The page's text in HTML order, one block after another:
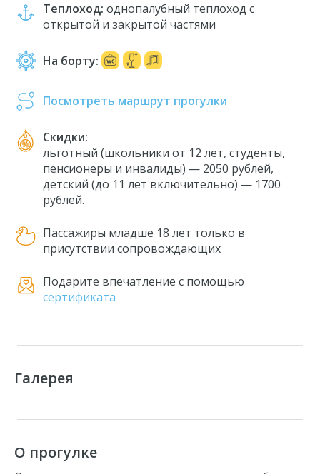
Теплоход: однопалубный теплоход с
открытой и закрытой частями
На борту:
Посмотреть маршрут прогулки
Скидки:
льготный (школьники от 12 лет, студенты,
пенсионеры и инвалиды) — 2050 рублей,
детский (до 11 лет включительно) — 1700
рублей.
Пассажиры младше 18 лет только в
присутствии сопровождающих
Подарите впечатление с помощью
сертификата
О прогулке
Галерея